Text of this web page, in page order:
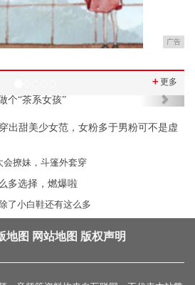
广告
＋更多
Next
会撩妹，斗篷外套穿
了小白鞋还有这么多
地图 网站地图 版权声明